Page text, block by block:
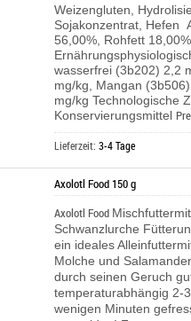
Weizengluten,
Sojakonzentrat, Hefen
56,00%, Rohfett
wasserfrei (3b202) 2,2
mg/kg, Mangan
mg/kgTechnologische
Konservierungsmittel
Lieferzeit:3-4 Tage
Axolotl Food 150 g
Axolotl Food
Schwanzlurche
ein ideales
Molche und
durch seinen Geruch
temperaturabhängig 2-
wenigen Minuten